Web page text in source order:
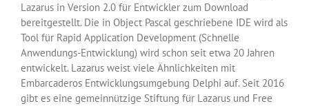
Lazarus in Version 2.0 für Entwickler zum Download
bereitgestellt. Die in Object Pascal geschriebene IDE wird als
Tool für Rapid Application Development (Schnelle
Anwendungs-Entwicklung) wird schon seit etwa 20 Jahren
entwickelt. Lazarus weist viele Ähnlichkeiten mit
Embarcaderos Entwicklungsumgebung Delphi auf. Seit 2016
gibt es eine gemeinnützige Stiftung für Lazarus und Free